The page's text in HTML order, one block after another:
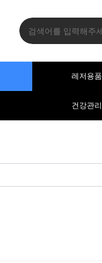
레저용품
건강관리